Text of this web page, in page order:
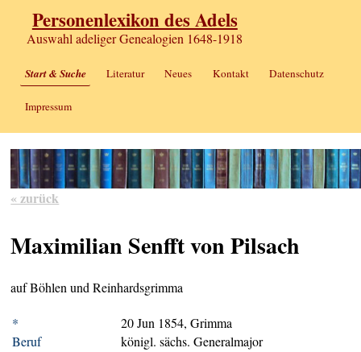
Personenlexikon des Adels
Auswahl adeliger Genealogien 1648-1918
Start & Suche Literatur Neues Kontakt Datenschutz
Impressum
« zurück
Maximilian Senfft von Pilsach
auf Böhlen und Reinhardsgrimma
*
20 Jun 1854, Grimma
Beruf
königl. sächs. Generalmajor